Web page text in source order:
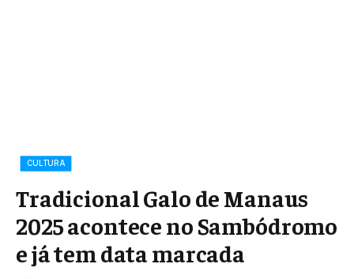
CULTURA
Tradicional Galo de Manaus
2025 acontece no Sambódromo
e já tem data marcada